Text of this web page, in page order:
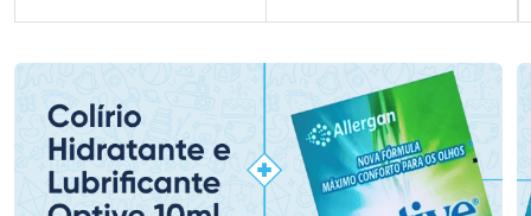
Laboratório
Por Menos